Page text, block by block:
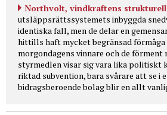
Northvolt, vindkraftens
utsläppsrättssystemets inbyggda
identiska fall, men de delar en
hittills haft mycket begränsad
morgondagens vinnare och de förment
styrmedlen visar sig vara lika politiskt
riktad subvention, bara svårare att se i
bidragsberoende bolag blir en allt